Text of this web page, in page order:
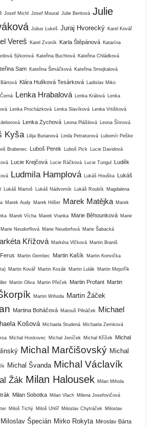
Josef Michl Josef Moural Julie Beritová Julie
Julius Lukeš Juraj Hvorecký Karel Kovář
Vereš Karel Zvoník Karla Štěpánová Katarína
Sýkorová Kateřina Buchtová Kateřina Chládková
Sam Kateřina Šimáčková Kateřina Smejkalová
Bártová Klára Hulíková Tesárková Ladislav Miko
Lenka Hrabalová Lenka Králová Lenka
Lenka Procházková Lenka Slavíková Lenka Vrtišková
Lenka Zychová Leona Plášilová Leona Šímová
Kyša Lilija Burianová Linda Petraturová Lubomír Peške
Brabenec Luboš Perek Luboš Pick Lucie Davidová
Lucie Krejčová Lucie Ráčková Lucie Tungul Luděk
Ludmila Hamplová Lukáš Houška Lukáš
Lukáš Martoš Lukáš Nádvorník Lukáš Roubík Magdalena
Marek Audy Marek Hilšer Marek Matějka Marek
Marek Vícha Marek Vranka Marie Běhounková Marie
Marie Neudorflová Marie Neudorfová Marie Šabacká
Křížová Markéta Vlčková Martin Braniš
Martin Gembec Martin Kašík Martin Konvička
Martin Kovář Martin Kozák Martin Lulák Martin Mejstřík
Martin Oliva Martin Přeček Martin Profant Martin
Martin Wihoda Martin Žáček
Martina Boháčová Matouš Pilnáček Michael
Košová Michaela Studená Michaela Zemková
Michal Hoskovec Michal Jeníček Michal Křížek Michal
Michal Marčišovský Michal
Michal Švanda Michal Václavík
Žák Milan Halousek Milan Mihola
Milan Sobotka Milan Vlach Milena Josefovičová
Miloš Tichý Miloš Uhlíř Miloslav Chytráček Miloslav
Miloslav Špecián Mirko Rokyta Miroslav Bárta